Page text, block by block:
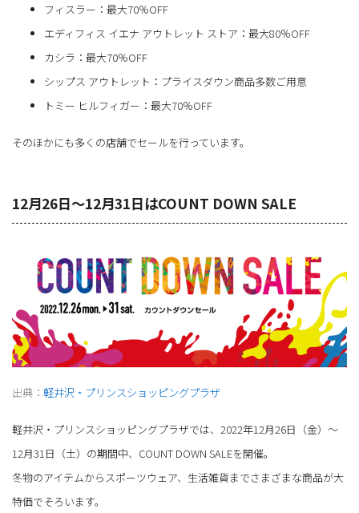
フィスラー：最大70％OFF
エディフィス イエナ アウトレット ストア：最大80％OFF
カシラ：最大70％OFF
シップス アウトレット：プライスダウン商品多数ご用意
トミー ヒルフィガー：最大70％OFF
そのほかにも多くの店舗でセールを行っています。
12月26日～12月31日はCOUNT DOWN SALE
出典： 軽井沢・プリンスショッピングプラザ
軽井沢・プリンスショッピングプラザでは、2022年12月26日（金）～
12月31日（土）の期間中、COUNT DOWN SALEを開催。
冬物のアイテムからスポーツウェア、生活雑貨までさまざまな商品が大
特価でそろいます。